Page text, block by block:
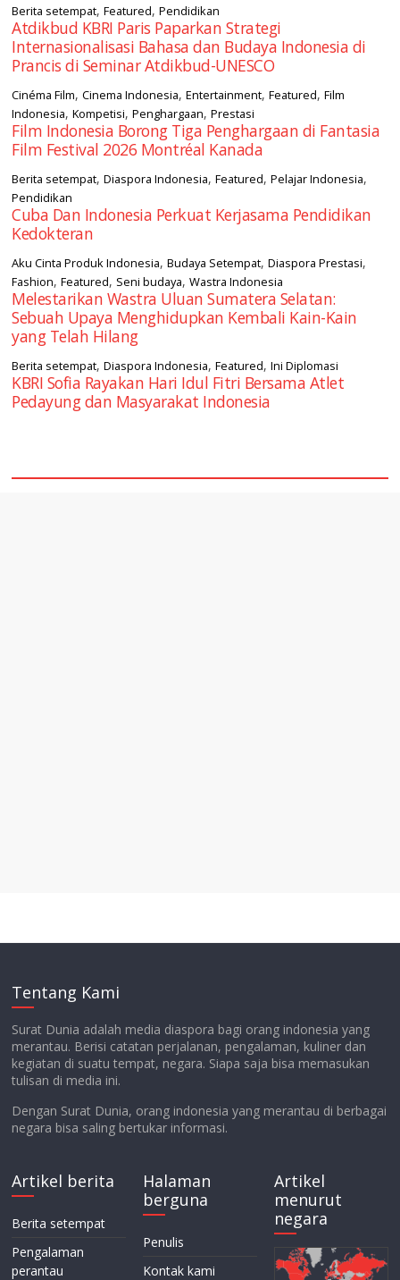
Berita setempat,Featured,Pendidikan
Atdikbud KBRI Paris Paparkan Strategi
Internasionalisasi Bahasa dan Budaya Indonesia di
Prancis di Seminar Atdikbud-UNESCO
Cinéma Film,Cinema Indonesia,Entertainment,Featured,Film
Indonesia,Kompetisi,Penghargaan,Prestasi
Film Indonesia Borong Tiga Penghargaan di Fantasia
Film Festival 2026 Montréal Kanada
Berita setempat,Diaspora Indonesia,Featured,Pelajar Indonesia,
Pendidikan
Cuba Dan Indonesia Perkuat Kerjasama Pendidikan
Kedokteran
Aku Cinta Produk Indonesia,Budaya Setempat,Diaspora Prestasi,
Fashion,Featured, Seni budaya,Wastra Indonesia
Melestarikan Wastra Uluan Sumatera Selatan:
Sebuah Upaya Menghidupkan Kembali Kain-Kain
yang Telah Hilang
Berita setempat,Diaspora Indonesia,Featured,Ini Diplomasi
KBRI Sofia Rayakan Hari Idul Fitri Bersama Atlet
Pedayung dan Masyarakat Indonesia
Tentang Kami
Surat Dunia adalah media diaspora bagi orang indonesia yang
merantau. Berisi catatan perjalanan, pengalaman, kuliner dan
kegiatan di suatu tempat, negara. Siapa saja bisa memasukan
tulisan di media ini.
Dengan Surat Dunia, orang indonesia yang merantau di berbagai
negara bisa saling bertukar informasi.
Artikel berita
Berita setempat
Pengalaman
perantau
Halaman
berguna
Penulis
Kontak kami
Artikel
menurut
negara